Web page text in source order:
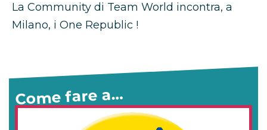
La Community di Team World incontra, a
Milano, i One Republic !
Come fare a…